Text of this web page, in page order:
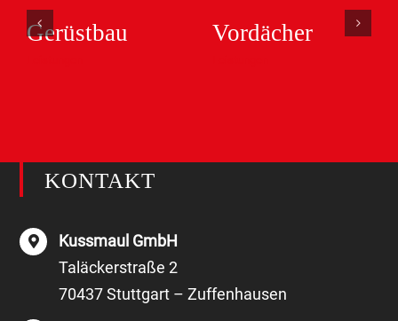
Gerüstbau Vordächer
KONTAKT
Kussmaul GmbH
Taläckerstraße 2
70437 Stuttgart – Zuffenhausen